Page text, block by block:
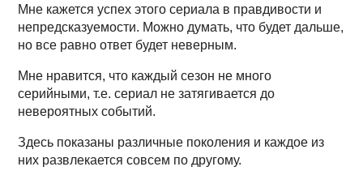
Мне кажется успех этого сериала в правдивости и
непредсказуемости. Можно думать, что будет дальше,
но все равно ответ будет неверным.
Мне нравится, что каждый сезон не много
серийными, т.е. сериал не затягивается до
невероятных событий.
Здесь показаны различные поколения и каждое из
них развлекается совсем по другому.